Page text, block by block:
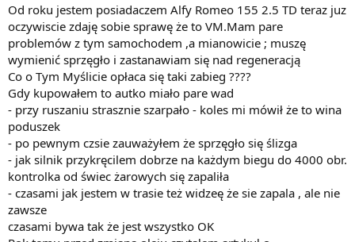
Od roku jestem posiadaczem Alfy Romeo 155 2.5 TD teraz juz
oczywiscie zdaję sobie sprawę że to VM.Mam pare
problemów z tym samochodem ,a mianowicie ; muszę
wymienić sprzęgło i zastanawiam się nad regeneracją
Co o Tym Myślicie opłaca się taki zabieg ????
Gdy kupowałem to autko miało pare wad
- przy ruszaniu strasznie szarpało - koles mi mówił że to wina
poduszek
- po pewnym czsie zauważyłem że sprzęgło się ślizga
- jak silnik przykręcilem dobrze na każdym biegu do 4000 obr.
kontrolka od świec żarowych się zapaliła
- czasami jak jestem w trasie też widzeę że sie zapala , ale nie
zawsze
czasami bywa tak że jest wszystko OK